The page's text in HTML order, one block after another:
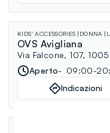
KIDS' ACCESSORIES DONNA
OVS Avigliana
Via Falcone, 107,
Aperto
09:00-
Indicazioni